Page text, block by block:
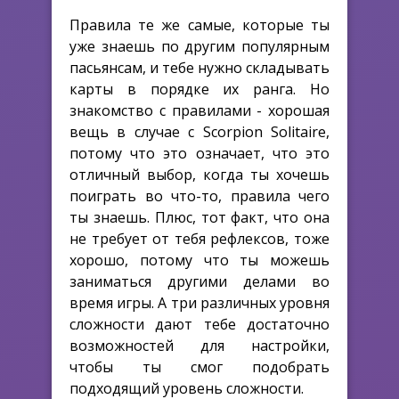
Правила те же самые, которые ты
уже знаешь по другим популярным
пасьянсам, и тебе нужно складывать
карты в порядке их ранга. Но
знакомство с правилами - хорошая
вещь в случае с Scorpion Solitaire,
потому что это означает, что это
отличный выбор, когда ты хочешь
поиграть во что-то, правила чего
ты знаешь. Плюс, тот факт, что она
не требует от тебя рефлексов, тоже
хорошо, потому что ты можешь
заниматься другими делами во
время игры. А три различных уровня
сложности дают тебе достаточно
возможностей для настройки,
чтобы ты смог подобрать
подходящий уровень сложности.